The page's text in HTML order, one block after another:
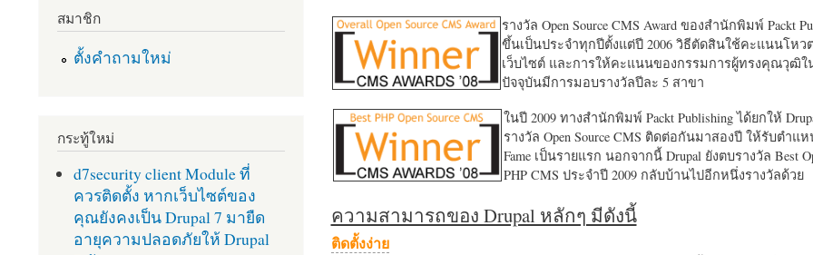
รางวัล Open Source CMS Award ของสำนักพิมพ์ Packt
ขึ้นเป็นประจำทุกปีตั้งแต่ปี 2006 วิธีตัดสินใช้คะแนนโหว
เว็บไซต์ และการให้คะแนนของกรรมการผู้ทรงคุณวุฒิใ
ปัจจุบันมีการมอบรางวัลปีละ 5 สาขา
ในปี 2009 ทางสำนักพิมพ์ Packt Publishing ได้ยกให้
รางวัล Open Source CMS ติดต่อกันมาสองปี ให้รับตำแ
Fame เป็นรายแรก นอกจากนี้ Drupal ยังตบรางวัล Best
PHP CMS ประจำปี 2009 กลับบ้านไปอีกหนึ่งรางวัลด้วย
ความสามารถของ Drupal หลักๆ มีดังนี้
ติดตั้งง่าย
สมาชิก
ตั้งคำถามใหม่
กระทู้ใหม่
d7security client Module ที่
ควรติดตั้ง หากเว็บไซต์ของ
คุณยังคงเป็น Drupal 7 มายืด
อายุความปลอดภัยให้ Drupal